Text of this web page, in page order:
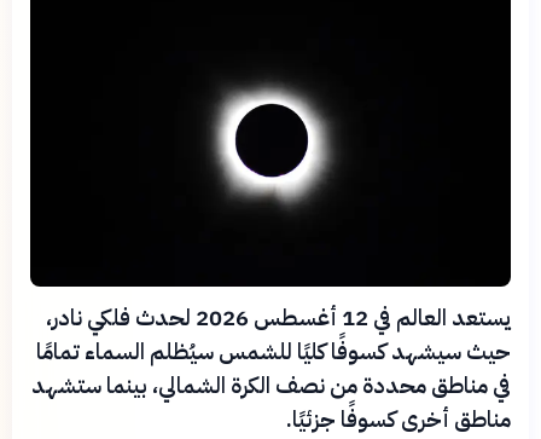
يستعد العالم في 12 أغسطس 2026 لحدث فلكي نادر،
حيث سيشهد كسوفًا كليًا للشمس سيُظلم السماء تمامًا
في مناطق محددة من نصف الكرة الشمالي، بينما ستشهد
مناطق أخرى كسوفًا جزئيًا.